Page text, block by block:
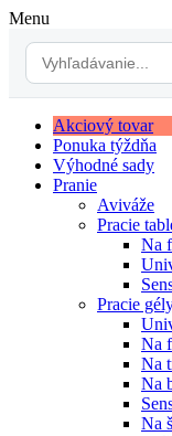
Menu
Akciový tovar
Ponuka týždňa
Výhodné sady
Pranie
Aviváže
Pracie
Na
Pracie
Na
Na
Na
Na